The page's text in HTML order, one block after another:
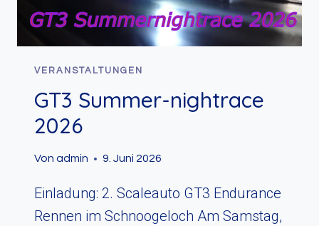
VERANSTALTUNGEN
GT3 Summer-nightrace
2026
Von admin 9. Juni 2026
Einladung: 2. Scaleauto GT3 Endurance
Rennen im Schnoogeloch Am Samstag,